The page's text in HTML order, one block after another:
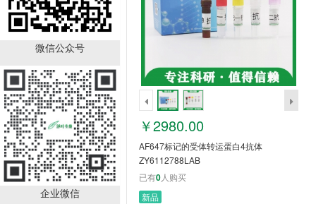
微信公众号
企业微信
AF647标记的受体转运蛋
白4抗体 ZY6112788LAB
￥2980.00
已有 0人购买
￥2980.00
AF647标记的受体转运蛋白4抗体
ZY6112788LAB
已有0人购买
新品